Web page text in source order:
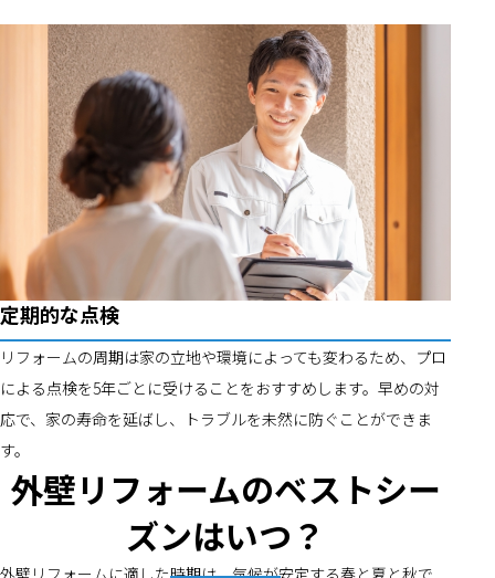
定期的な点検
リフォームの周期は家の立地や環境によっても変わるため、プロ
による点検を5年ごとに受けることをおすすめします。早めの対
応で、家の寿命を延ばし、トラブルを未然に防ぐことができま
す。
外壁リフォームのベストシー
ズンはいつ？